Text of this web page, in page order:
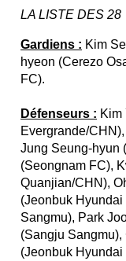
LA LISTE DES 28
Gardiens : Kim
hyeon (Cerezo
FC).
Défenseurs : Kim
Evergrande/
Jung Seung-hyun
(Seongnam FC),
Quanjian/CHN),
(Jeonbuk
Sangmu), Park
(Sangju Sangmu),
(Jeonbuk Hyundai